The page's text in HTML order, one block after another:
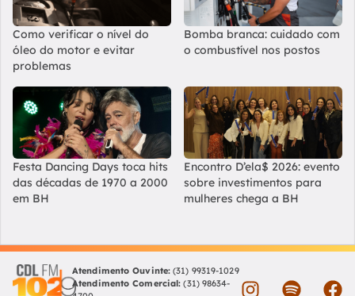
Como verificar o nível do
óleo do motor e evitar
problemas
Bomba branca: cuidado com
o combustível nos postos
Festa Dancing Days toca hits
das décadas de 1970 a 2000
em BH
Encontro D’ela$ 2026: evento
sobre investimentos para
mulheres chega a BH
Atendimento Ouvinte: (31) 99319-1029
Atendimento Comercial: (31) 98634-